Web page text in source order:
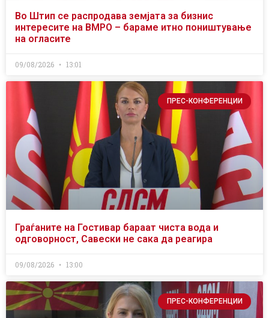
Во Штип се распродава земјата за бизнис
интересите на ВМРО – бараме итно поништување
на огласите
09/08/2026 13:01
ПРЕС-КОНФЕРЕНЦИИ
Граѓаните на Гостивар бараат чиста вода и
одговорност, Савески не сака да реагира
09/08/2026 13:00
ПРЕС-КОНФЕРЕНЦИИ